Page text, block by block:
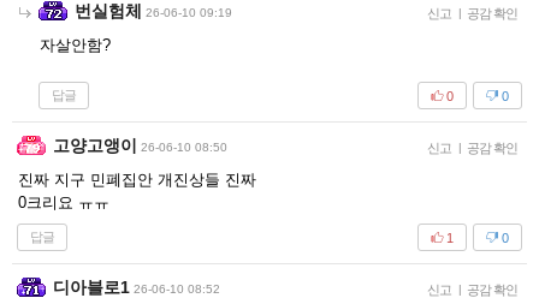
번실험체 26-06-10 09:19 신고 | 공감 확인
자살안함?
답글 0
0
고양고앵이 26-06-10 08:50 신고 | 공감 확인
진짜 지구 민폐집안 개진상들 진짜
0크리요 ㅠㅠ
답글 0
1
디아블로1 26-06-10 08:52 신고 | 공감 확인